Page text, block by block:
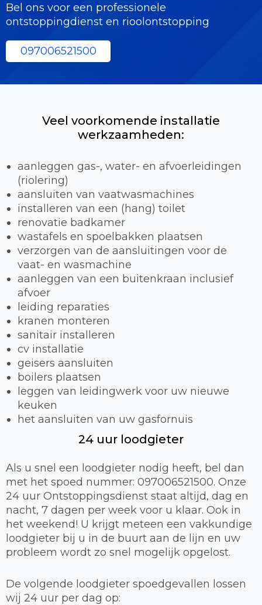
Bel ons voor een professionele
ontstoppingdienst en rioolontstopping
097006521500
Veel voorkomende installatie
werkzaamheden:
aanleggen gas-, water- en afvoerleidingen
(riolering)
aansluiten van vaatwasmachines
installeren van een (hang) toilet
renovatie badkamer
wastafels en spoelbakken plaatsen
verzorgen van de aansluitingen voor de
vaat- en wasmachine
aanleggen van een buitenkraan inclusief
afvoer
leiding reparaties
kranen monteren
sanitair installeren
cv installatie
geisers aansluiten
boilers plaatsen
leggen van leidingwerk voor uw nieuwe
keuken
het aansluiten van uw gasfornuis
24 uur loodgieter
Als u snel een loodgieter nodig heeft, bel dan
met het spoed nummer: 097006521500. Onze
24 uur Ontstoppingsdienst staat altijd, dag en
nacht, 7 dagen per week voor u klaar. Ook in
het weekend! U krijgt meteen een vakkundige
loodgieter bij u in de buurt aan de lijn en uw
probleem wordt zo snel mogelijk opgelost.
De volgende loodgieter spoedgevallen lossen
wij 24 uur per dag op: